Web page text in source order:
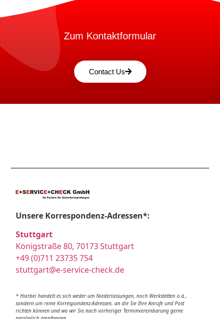
Zum Kontaktformular
Contact Us
Unsere Korrespondenz-Adressen*:
Stuttgart
Königstraße 80, 70173 Stuttgart
+49 (0)711 23735 754
stuttgart@e-service-check.de
* Hierbei handelt es sich weder um Niederlassungen, noch Werkstätten o.ä.,
sondern um reine Korrespondenz-Adressen, an die Sie Ihre Anrufe und Post
richten können und wo wir Sie nach vorheriger Terminvereinbarung gerne